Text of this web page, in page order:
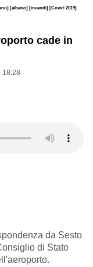
[albano] [incendi] [Covid-2019]
cade in
18:28
da Sesto
di Stato